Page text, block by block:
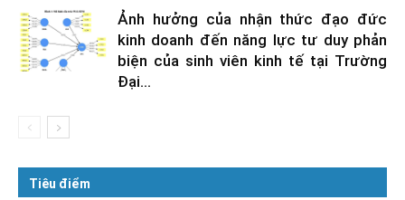
Ảnh hưởng của nhận thức đạo đức
kinh doanh đến năng lực tư duy phản
biện của sinh viên kinh tế tại Trường
Đại...
Tiêu điểm